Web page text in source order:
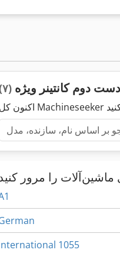
دست دوم کانتینر ویژه (۷)
1055